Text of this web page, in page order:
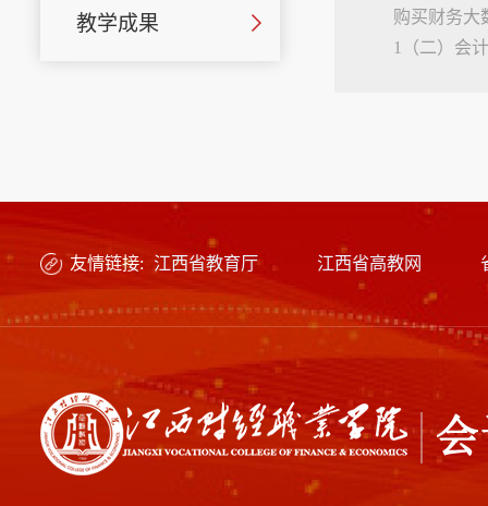
教学成果
购买财务大
1（二）会
友情链接: 江西省教育厅 江西省高教网